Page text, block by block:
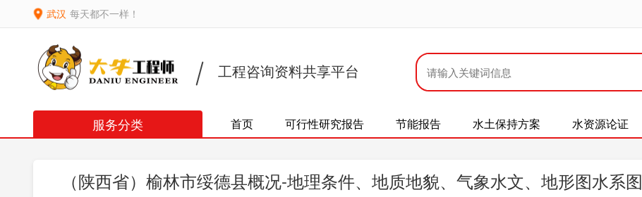
武汉 每天都不一样！
工程咨询资料共享平台
服务分类 首页 可行性研究报告 节能报告 水土保持方案 水资源论证
（陕西省）榆林市绥德县概况-地理条件、地质地貌、气象水文、地形图水系图